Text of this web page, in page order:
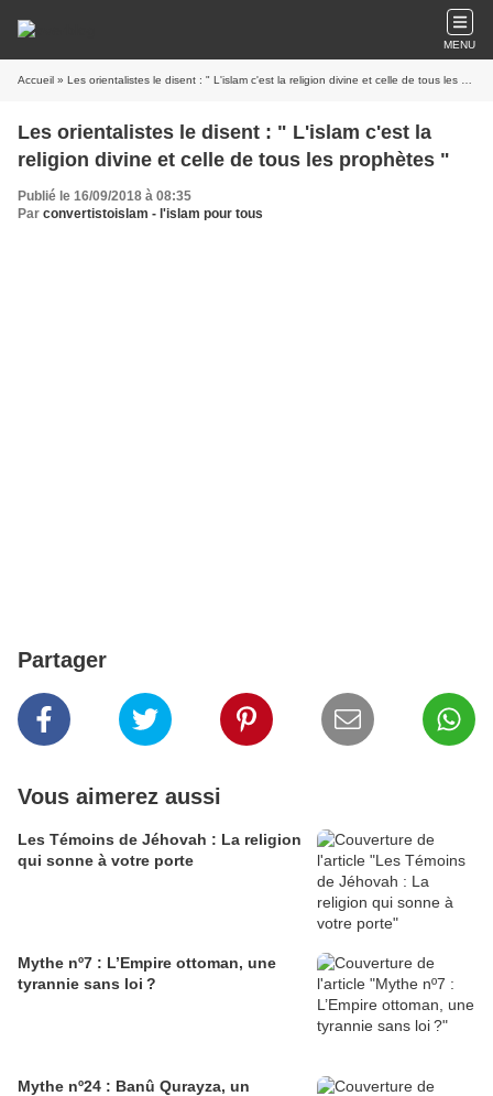
MENU
Accueil » Les orientalistes le disent : " L'islam c'est la religion divine et celle de tous les prophètes "
Les orientalistes le disent : " L'islam c'est la
religion divine et celle de tous les prophètes "
Publié le 16/09/2018 à 08:35
Par convertistoislam - l'islam pour tous
Partager
Vous aimerez aussi
Les Témoins de Jéhovah : La religion
qui sonne à votre porte
Mythe nº7 : L’Empire ottoman, une
tyrannie sans loi ?
Mythe nº24 : Banû Qurayza, un